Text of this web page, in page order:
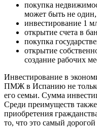
покупка
может быть не один,
инвестирование 1
открытие счета в
покупка
открытие
создание рабочих
Инвестирование в
ПМЖ в Испанию не
его семьи. Сумма
Среди преимуществ
приобретения
то, что это самый